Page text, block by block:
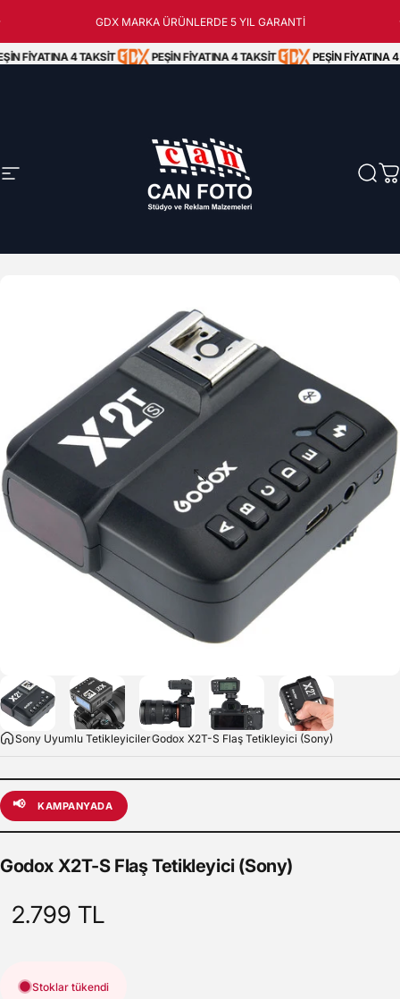
GDX MARKA ÜRÜNLERDE 5 YIL GARANTİ
FİYATINA 4 TAKSİT PEŞİN FİYATINA 4 TAKSİT PEŞİN FİYATINA 4
Site navigasyonu Can Foto Stüdyo ve Reklam MalzemeleriAra
Sony Uyumlu TetikleyicilerGodox X2T-S Flaş Tetikleyici (Sony)
📢 KAMPANYADA
Godox X2T-S FlaşTetikleyici (Sony)
2.799 TL
Stoklar tükendi